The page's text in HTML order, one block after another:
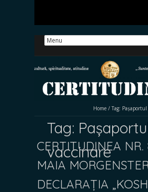
Home / Tag:
Tag:
vaccinare
CERTITUDINEA NR.
MAIA
DECLARAȚIA